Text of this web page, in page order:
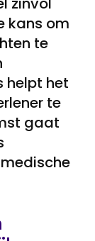
kans om
te
helpt het
te
gaat